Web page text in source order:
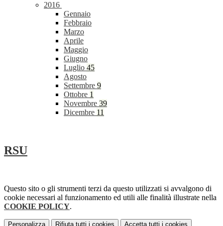
2016
Gennaio
Febbraio
Marzo
Aprile
Maggio
Giugno
Luglio 45
Agosto
Settembre 9
Ottobre 1
Novembre 39
Dicembre 11
RSU
Questo sito o gli strumenti terzi da questo utilizzati si avvalgono di
cookie necessari al funzionamento ed utili alle finalità illustrate nella
COOKIE POLICY.
Personalizza Rifiuta tutti i cookies Accetta tutti i cookies